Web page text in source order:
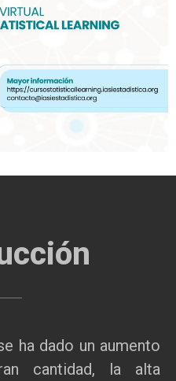
ha dado un aumento
cantidad, la alta